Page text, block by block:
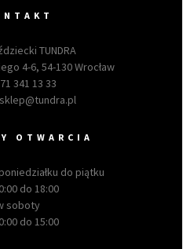
TUNDRA
4-6, 54-130 Wrocław
71 341 13 33
OTWARCIA
do piątku
do 18:00
soboty
do 15:00